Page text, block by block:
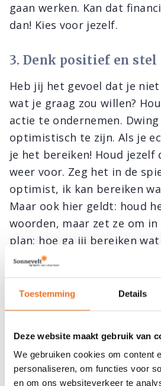
Toestemming Details
Deze website maakt gebruik van
We gebruiken cookies om content
personaliseren, om functies voor
en om ons websiteverkeer te
gaan werken. Kan dat
dan! Kies voor jezelf.
3. Denk positief en stel
Heb jij het gevoel dat je
wat je graag zou willen?
actie te ondernemen.
optimistisch te zijn. Als je
je het bereiken! Houd jezelf
weer voor. Zeg het in de
optimist, ik kan bereiken
Maar ook hier geldt: houd
woorden, maar zet ze om in
plan: hoe ga jij bereiken
zonder direct je leven op
concreet zijn en haalbaar.
tijdplanning. Wanneer wil je
4. Zorg voor jezelf en